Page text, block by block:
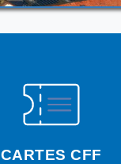
CARTES CFF